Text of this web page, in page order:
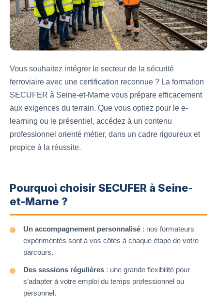
Vous souhaitez intégrer le secteur de la sécurité
ferroviaire avec une certification reconnue ? La formation
SECUFER à Seine-et-Marne vous prépare efficacement
aux exigences du terrain. Que vous optiez pour le e-
learning ou le présentiel, accédez à un contenu
professionnel orienté métier, dans un cadre rigoureux et
propice à la réussite.
Pourquoi choisir SECUFER à Seine-
et-Marne ?
Un accompagnement personnalisé : nos formateurs
expérimentés sont à vos côtés à chaque étape de votre
parcours.
Des sessions régulières : une grande flexibilité pour
s’adapter à votre emploi du temps professionnel ou
personnel.